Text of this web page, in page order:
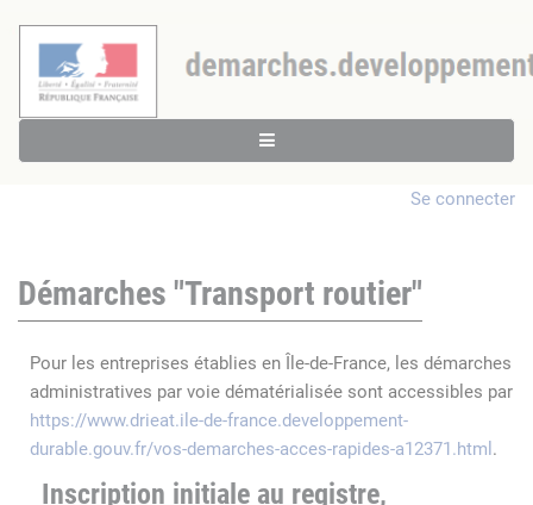
Se connecter
Démarches "Transport routier"
Pour les entreprises établies en Île-de-France, les démarches
administratives par voie dématérialisée sont accessibles par
https://www.drieat.ile-de-france.developpement-
durable.gouv.fr/vos-demarches-acces-rapides-a12371.html .
Inscription initiale au registre,